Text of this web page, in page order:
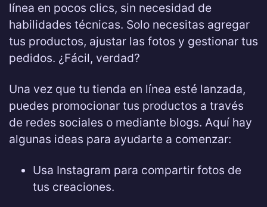
línea en pocos clics, sin necesidad de
habilidades técnicas. Solo necesitas agregar
tus productos, ajustar las fotos y gestionar tus
pedidos. ¿Fácil, verdad?
Una vez que tu tienda en línea esté lanzada,
puedes promocionar tus productos a través
de redes sociales o mediante blogs. Aquí hay
algunas ideas para ayudarte a comenzar:
Usa Instagram para compartir fotos de
tus creaciones.